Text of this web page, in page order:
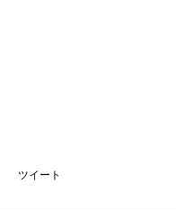
ツイート